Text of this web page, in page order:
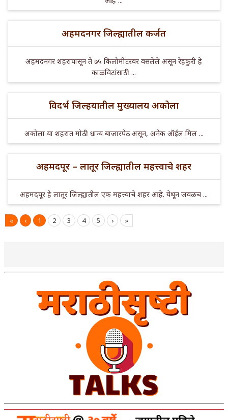
अहमदनगर जिल्ह्यातील कर्जत
अहमदनगर शहरापासून ते ७५ किलोमीटरवर वसलेले असून रेहकुरी हे
काळविटांसाठी ...
विदर्भ जिल्हयातील मुख्यालय अकोला
अकोला या शहरात मोठी धान्य बाजारपेठ असून, अनेक ऑईल मिल ...
अहमदपूर – लातूर जिल्ह्यातील महत्त्वाचे शहर
अहमदपूर हे लातूर जिल्ह्यातील एक महत्त्वाचे शहर आहे. येथून जवळच ...
« ‹ 1 2 3 4 5 › »